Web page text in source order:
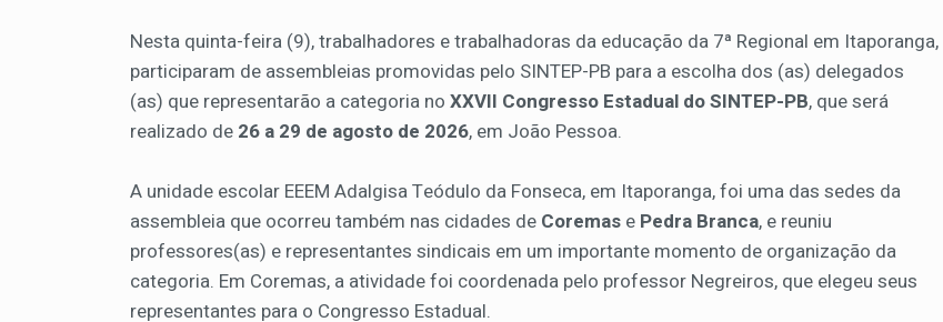
Nesta quinta-feira (9), trabalhadores e trabalhadoras da educação da 7ª Regional em Itaporanga,
participaram de assembleias promovidas pelo SINTEP-PB para a escolha dos (as) delegados
(as) que representarão a categoria no XXVII Congresso Estadual do SINTEP-PB, que será
realizado de 26 a 29 de agosto de 2026, em João Pessoa.
A unidade escolar EEEM Adalgisa Teódulo da Fonseca, em Itaporanga, foi uma das sedes da
assembleia que ocorreu também nas cidades de Coremas e Pedra Branca, e reuniu
professores(as) e representantes sindicais em um importante momento de organização da
categoria. Em Coremas, a atividade foi coordenada pelo professor Negreiros, que elegeu seus
representantes para o Congresso Estadual.